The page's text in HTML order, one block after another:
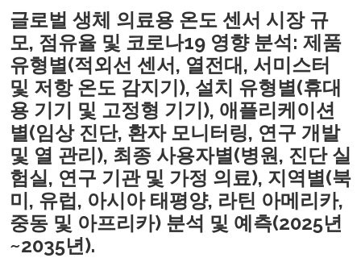
글로벌 생체 의료용 온도 센서 시장 규
모, 점유율 및 코로나19 영향 분석: 제품
유형별(적외선 센서, 열전대, 서미스터
및 저항 온도 감지기), 설치 유형별(휴대
용 기기 및 고정형 기기), 애플리케이션
별(임상 진단, 환자 모니터링, 연구 개발
및 열 관리), 최종 사용자별(병원, 진단 실
험실, 연구 기관 및 가정 의료), 지역별(북
미, 유럽, 아시아 태평양, 라틴 아메리카,
중동 및 아프리카) 분석 및 예측(2025년
~2035년).